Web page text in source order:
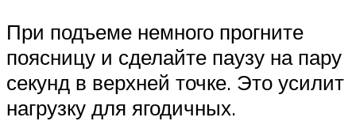
При подъеме немного прогните
поясницу и сделайте паузу на пару
секунд в верхней точке. Это усилит
нагрузку для ягодичных.